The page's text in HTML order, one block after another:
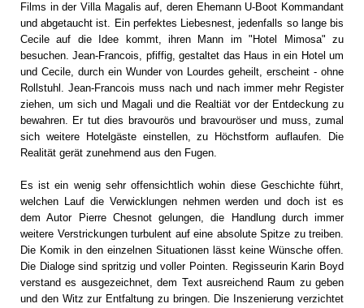
Films in der Villa Magalis auf, deren Ehemann U-Boot Kommandant
und abgetaucht ist. Ein perfektes Liebesnest, jedenfalls so lange bis
Cecile auf die Idee kommt, ihren Mann im "Hotel Mimosa" zu
besuchen. Jean-Francois, pfiffig, gestaltet das Haus in ein Hotel um
und Cecile, durch ein Wunder von Lourdes geheilt, erscheint - ohne
Rollstuhl. Jean-Francois muss nach und nach immer mehr Register
ziehen, um sich und Magali und die Realtiät vor der Entdeckung zu
bewahren. Er tut dies bravourös und bravouröser und muss, zumal
sich weitere Hotelgäste einstellen, zu Höchstform auflaufen. Die
Realität gerät zunehmend aus den Fugen.
Es ist ein wenig sehr offensichtlich wohin diese Geschichte führt,
welchen Lauf die Verwicklungen nehmen werden und doch ist es
dem Autor Pierre Chesnot gelungen, die Handlung durch immer
weitere Verstrickungen turbulent auf eine absolute Spitze zu treiben.
Die Komik in den einzelnen Situationen lässt keine Wünsche offen.
Die Dialoge sind spritzig und voller Pointen. Regisseurin Karin Boyd
verstand es ausgezeichnet, dem Text ausreichend Raum zu geben
und den Witz zur Entfaltung zu bringen. Die Inszenierung verzichtet